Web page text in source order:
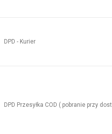
DPD - Kurier
DPD Przesyłka COD ( pobranie przy